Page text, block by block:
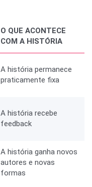
O QUE ACONTECE
COM A HISTÓRIA
A história permanece
praticamente fixa
A história recebe
feedback
A história ganha novos
autores e novas
formas